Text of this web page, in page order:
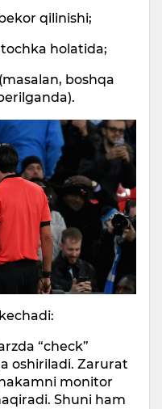
qilinishi;
holatida;
boshqa
“check”
oshiriladi. Zarurat
hakamni monitor
Shuni ham